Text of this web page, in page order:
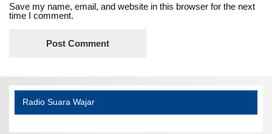
Save my name, email, and website in this browser for the next
time I comment.
Radio Suara Wajar